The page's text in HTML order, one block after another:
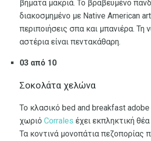
βήματα μακριά. Το βραβευμένο
διακοσμημένο με Native American art
περιποιήσεις σπα και μπανιέρα. Τη
αστέρια είναι πεντακάθαρη.
03 από 10
Σοκολάτα χελώνα
Το κλασικό bed and breakfast adobe
χωριό Corrales έχει εκπληκτική
Τα κοντινά μονοπάτια πεζοπορίας